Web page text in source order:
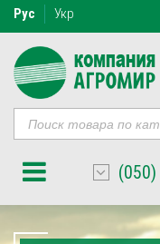
Рус Укр
(050)